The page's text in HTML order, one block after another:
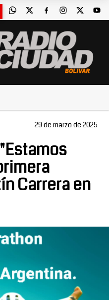
29 de marzo de 2025
Carrera en